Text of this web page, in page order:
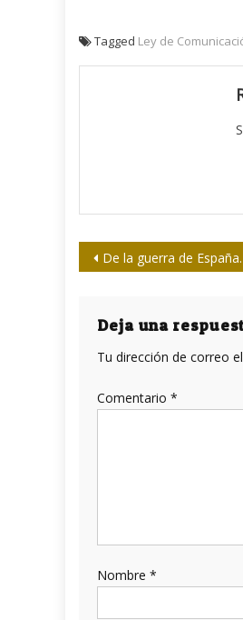
Tagged Ley de
Navegación
entradas
De la guerra de España a Girón: ¡Fandanguillo!
Deja una
Tu dirección de correo
Comentario *
Nombre *